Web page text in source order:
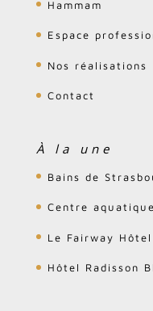
Hammam
Espace
Nos réalisations
Contact
À la une
Bains de
Centre
Le Fairway
Hôtel Radisson